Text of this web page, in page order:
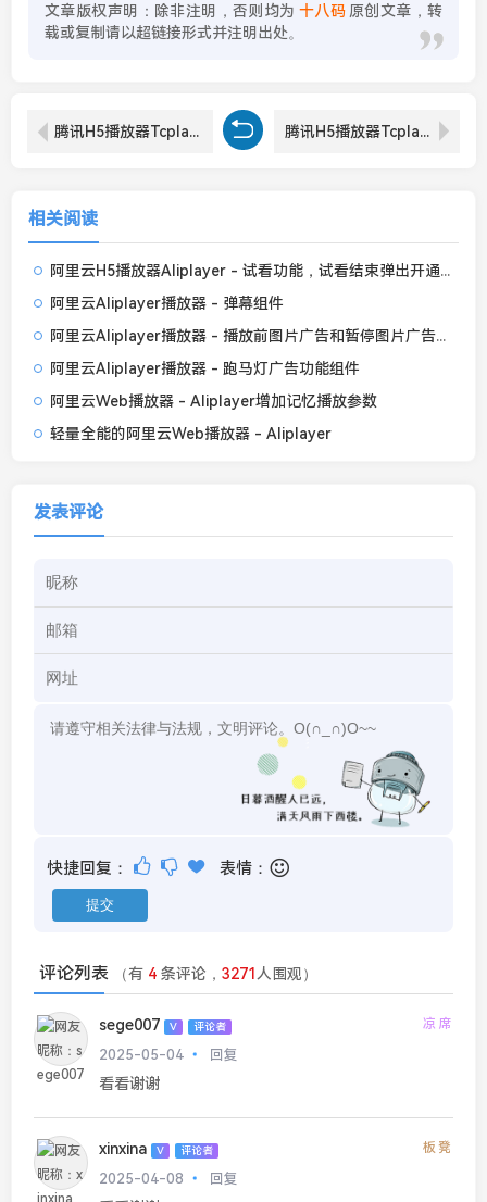
文章版权声明：除非注明，否则均为 十八码 原创文章，转
载或复制请以超链接形式并注明出处。
腾讯H5播放器Tcplayer - 增加记忆播放功能 腾讯H5播放器Tcplayer - 增加倍速播放功能
相关阅读
阿里云H5播放器Aliplayer - 试看功能，试看结束弹出开通会员提示框
阿里云Aliplayer播放器 - 弹幕组件
阿里云Aliplayer播放器 - 播放前图片广告和暂停图片广告功能组件
阿里云Aliplayer播放器 - 跑马灯广告功能组件
阿里云Web播放器 - Aliplayer增加记忆播放参数
轻量全能的阿里云Web播放器 - Aliplayer
发表评论
快捷回复： 表情：
评论列表 （有 4 条评论， 3271人围观）
sege007 V 评论者 凉席
2025-05-04 回复
看看谢谢
xinxina V 评论者 板凳
2025-04-08 回复